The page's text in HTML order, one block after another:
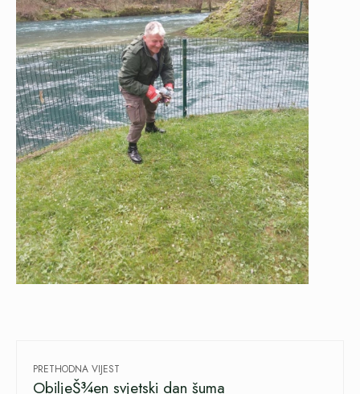
PRETHODNA VIJEST
ObiljeŠ¾en svjetski dan šuma